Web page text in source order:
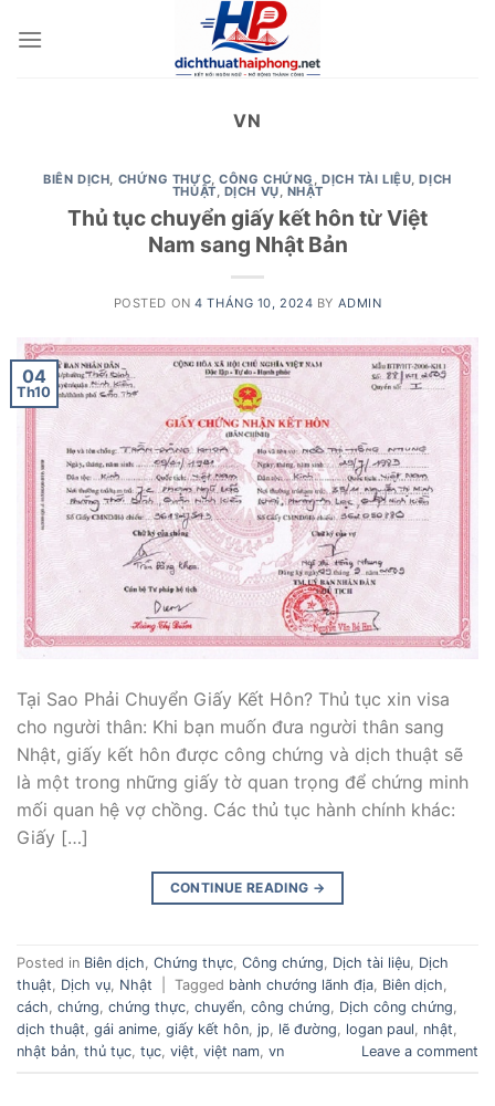
VN
BIÊN DỊCH, CHỨNG THỰC,CÔNG CHỨNG , DỊCH TÀI LIỆU,DỊCH
THUẬT, DỊCH VỤ, NHẬT
Thủ tục chuyển giấy kết hôn từ Việt
Nam sang Nhật Bản
POSTED ON4 THÁNG 10, 2024 BY ADMIN
04
Th10
Tại Sao Phải Chuyển Giấy Kết Hôn? Thủ tục xin visa
cho người thân: Khi bạn muốn đưa người thân sang
Nhật, giấy kết hôn được công chứng và dịch thuật sẽ
là một trong những giấy tờ quan trọng để chứng minh
mối quan hệ vợ chồng. Các thủ tục hành chính khác:
Giấy […]
CONTINUE READING →
Posted in Biên dịch, Chứng thực, Công chứng, Dịch tài liệu, Dịch
thuật, Dịch vụ, Nhật Tagged bành chướng lãnh địa, Biên dịch,
cách, chứng, chứng thực, chuyển, công chứng, Dịch công chứng,
dịch thuật, gái anime, giấy kết hôn, jp, lẽ đường, logan paul, nhật,
nhật bản, thủ tục, tục, việt, việt nam, vn Leave a comment